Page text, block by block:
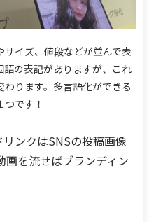
イズ、値段などが並んで表
語の表記がありますが、これ
ります。 多言語化ができる
です！
ンクはSNSの投稿画像
画を流せばブランディン